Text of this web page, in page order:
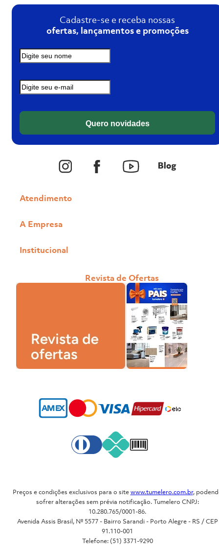
Cadastre-se e receba nossas
ofertas, lançamentos e promoções
Quero novidades
Atendimento
A Empresa
Institucional
Revista de Ofertas
Preços e condições exclusivos para o sitewww.tumelero.com.br,
sofrer alterações sem prévia notificação. Tumelero CNPJ:
10.280.765/0001-86.
Avenida Assis Brasil, Nº 5577 - Bairro Sarandi - Porto Alegre - RS / CEP
91.110-001
Telefone: (51) 3371-9290